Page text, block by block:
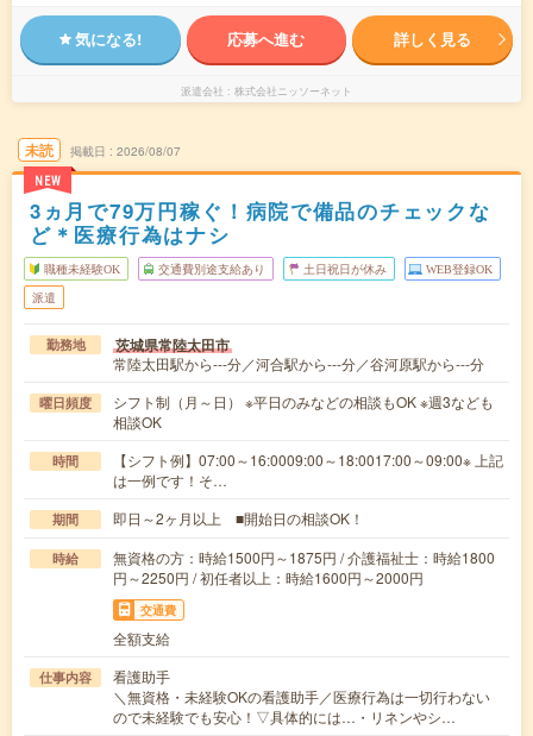
気になる! 応募へ進む 詳しく見る
派遣会社 株式会社ニッソーネット
未読
NEW
掲載日 2026/08/07
3ヵ月で79万円稼ぐ！病院で備品のチェックな
ど＊医療行為はナシ
職種未経験OK 交通費別途支給あり 土日祝日が休み WEB登録OK
派遣
勤務地 茨城県常陸太田市
常陸太田駅から---分／河合駅から---分／谷河原駅から---分
曜日頻度
シフト制（月～日） ※平日のみなどの相談もOK ※週3なども
相談OK
時間
【シフト例】07:00～16:0009:00～18:0017:00～09:00※ 上記
は一例です！そ…
期間 即日～2ヶ月以上 ■開始日の相談OK！
時給
無資格の方：時給1500円～1875円 / 介護福祉士：時給1800
円～2250円 / 初任者以上：時給1600円～2000円
交通費
全額支給
仕事内容
看護助手
＼無資格・未経験OKの看護助手／医療行為は一切行わない
ので未経験でも安心！▽具体的には…・リネンやシ…